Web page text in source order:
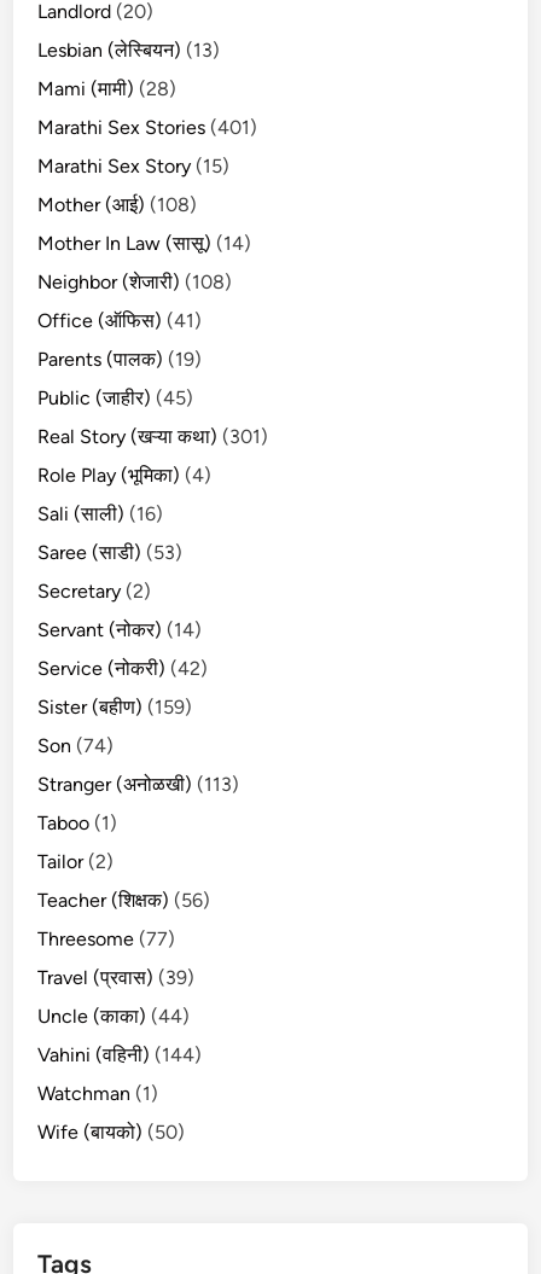
Landlord (20)
Lesbian (लेस्बियन) (13)
Mami (मामी) (28)
Marathi Sex Stories (401)
Marathi Sex Story (15)
Mother (आई) (108)
Mother In Law (सासू) (14)
Neighbor (शेजारी) (108)
Office (ऑफिस) (41)
Parents (पालक) (19)
Public (जाहीर) (45)
Real Story (खऱ्या कथा) (301)
Role Play (भूमिका) (4)
Sali (साली) (16)
Saree (साडी) (53)
Secretary (2)
Servant (नोकर) (14)
Service (नोकरी) (42)
Sister (बहीण) (159)
Son (74)
Stranger (अनोळखी) (113)
Taboo (1)
Tailor(2)
Teacher (शिक्षक) (56)
Threesome (77)
Travel (प्रवास) (39)
Uncle (काका) (44)
Vahini (वहिनी) (144)
Watchman (1)
Wife (बायको) (50)
Tags